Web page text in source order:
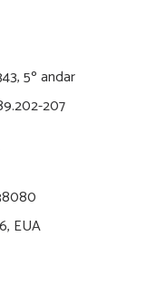
5º andar
207
EUA